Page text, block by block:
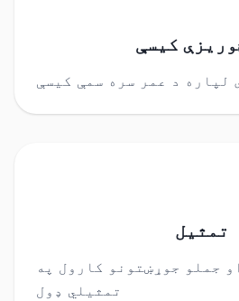
کیسې
لپاره د عمر سره سمې کیسې
تمثیل
جملو جوړښتونو کارول په
تمثیلي ډول